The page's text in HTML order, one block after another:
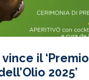
il ‘Premio
2025’